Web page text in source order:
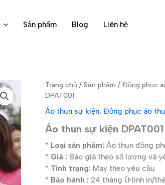
Sản phẩm Blog Liên hệ
Trang chủ / Sản phẩm / Đồng phục
DPAT001
Áo thun sự kiện, Đồng phục áo
Áo thun sự kiện DPAT001
* Loại sản phẩm: Áo thun đồng
* Giá : Báo giá theo số lượng và
* Tình trạng: May theo yêu cầu
* Bảo hành : 24 tháng (Hình in/